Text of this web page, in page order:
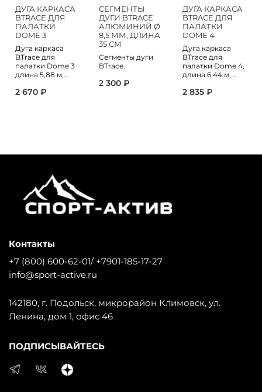
ДУГА КАРКАСА
BTRACE ДЛЯ
ПАЛАТКИ
DOME 3
Дуга каркаса
BTrace для
палатки Dome 3
длина 5,88 м,...
2 670 ₽
СЕГМЕНТЫ
ДУГИ BTRACE
АЛЮМИНИЙ Ø
8,5 ММ, ДЛИНА
35 СМ
Сегменты дуги
BTrace.
2 300 ₽
ДУГА КАРКАСА
BTRACE ДЛЯ
ПАЛАТКИ
DOME 4
Дуга каркаса
BTrace для
палатки Dome 4,
длина 6,44 м,...
2 835 ₽
Контакты
+7 (800) 600-62-01/ +7901-185-17-27
info@sport-active.ru
142180, г. Подольск, микрорайон Климовск, ул.
Ленина, дом 1, офис 46
ПОДПИСЫВАЙТЕСЬ